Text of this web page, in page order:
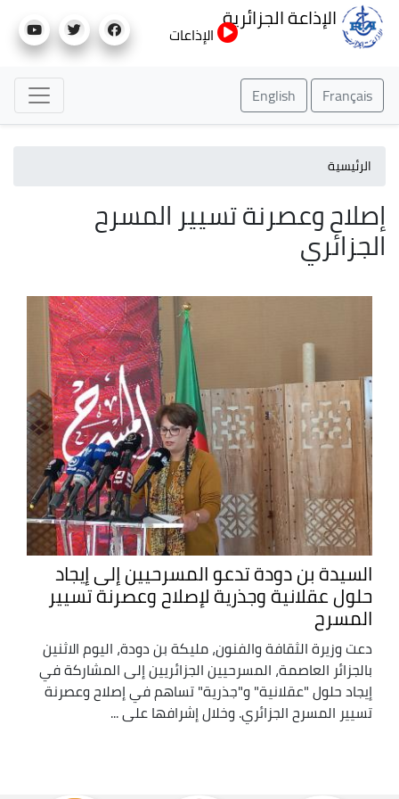
إلى
الإذاعة الجزائرية
الإذاعات
Français
English
الرئيسية
إصلاح وعصرنة تسيير المسرح
الجزائري
السيدة بن دودة تدعو المسرحيين إلى إيجاد
حلول عقلانية وجذرية لإصلاح وعصرنة تسيير
المسرح
دعت وزيرة الثقافة والفنون، مليكة بن دودة، اليوم الاثنين
بالجزائر العاصمة، المسرحيين الجزائريين إلى المشاركة في
إيجاد حلول "عقلانية" و"جذرية" تساهم في إصلاح وعصرنة
تسيير المسرح الجزائري. وخلال إشرافها على ...